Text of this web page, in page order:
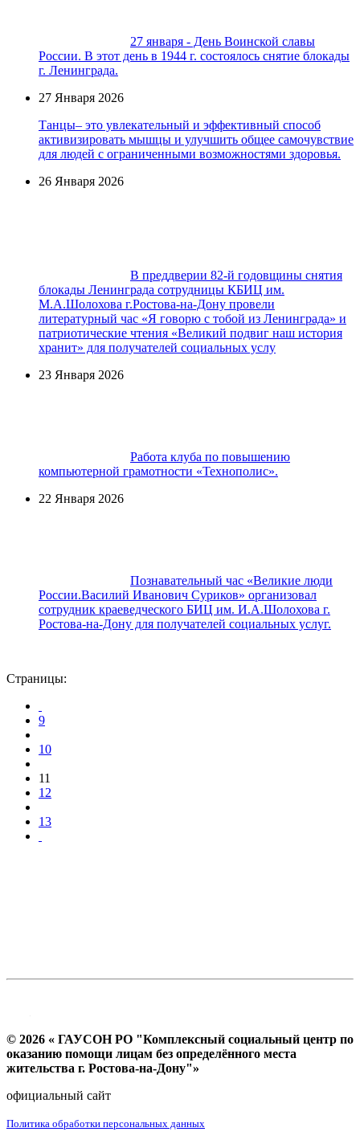
27 января - День Воинской славы
России. В этот день в 1944 г. состоялось снятие блокады
г. Ленинграда.
27 Января 2026
Танцы– это увлекательный и эффективный способ
активизировать мышцы и улучшить общее самочувствие
для людей с ограниченными возможностями здоровья.
26 Января 2026
В преддверии 82-й годовщины снятия
блокады Ленинграда сотрудницы КБИЦ им.
М.А.Шолохова г.Ростова-на-Дону провели
литературный час «Я говорю с тобой из Ленинграда» и
патриотические чтения «Великий подвиг наш история
хранит» для получателей социальных услу
23 Января 2026
Работа клуба по повышению
компьютерной грамотности «Технополис».
22 Января 2026
Познавательный час «Великие люди
России.Василий Иванович Суриков» организовал
сотрудник краеведческого БИЦ им. И.А.Шолохова г.
Ростова-на-Дону для получателей социальных услуг.
Страницы:
9
10
11
12
13
© 2026 « ГАУСОН РО "Комплексный социальный центр по
оказанию помощи лицам без определённого места
жительства г. Ростова-на-Дону"»
официальный сайт
Политика обработки персональных данных